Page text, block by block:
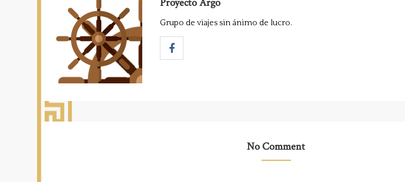
Grupo de viajes sin ánimo de lucro.
No Comment